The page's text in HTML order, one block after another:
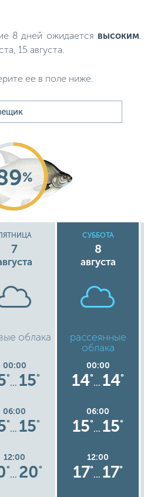
8 дней ожидается высоким
15 августа.
ее в поле ниже.
%
7
облака
00:00
°
… 15°
06:00
°
… 15°
12:00
°
… 20°
СУББОТА
8
августа
рассеянные
облака
00:00
14°
… 14°
06:00
15°
… 15°
12:00
17°
… 17°